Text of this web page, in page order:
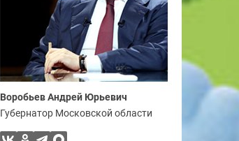
Воробьев Андрей Юрьевич
Губернатор Московской области